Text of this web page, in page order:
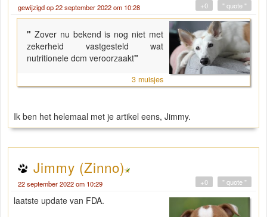
gewijzigd op 22 september 2022 om 10:28 " quote "
+0
" Zover nu bekend is nog niet met
zekerheid vastgesteld wat
nutritionele dcm veroorzaakt"
3 muisjes
Ik ben het helemaal met je artikel eens, Jimmy.
Jimmy (Zinno)
22 september 2022 om 10:29 " quote "
+0
laatste update van FDA.